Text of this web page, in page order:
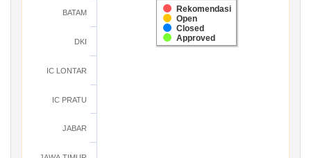
Rekomendasi
Open
Closed
Approved
BATAM
DKI
IC LONTAR
IC PRATU
JABAR